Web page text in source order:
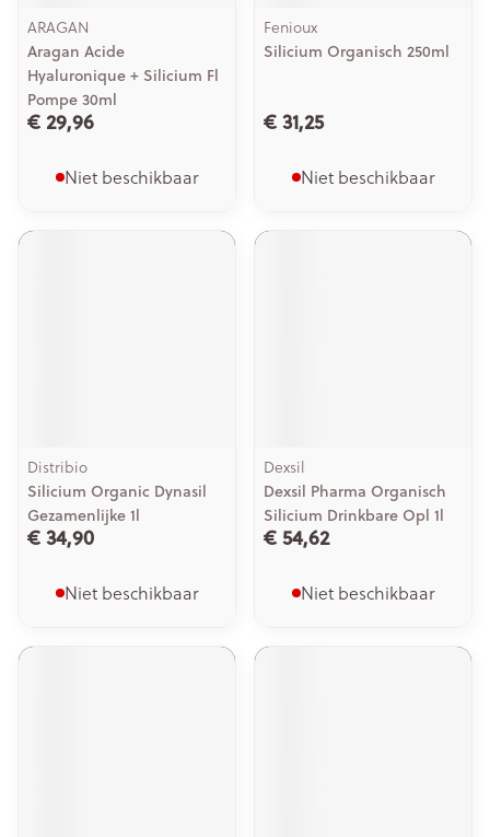
ARAGAN
Aragan Acide
Hyaluronique + Silicium Fl
Pompe 30ml
€ 29,96
Niet beschikbaar
Fenioux
Silicium Organisch 250ml
€ 31,25
Niet beschikbaar
Distribio
Silicium Organic Dynasil
Gezamenlijke 1l
€ 34,90
Niet beschikbaar
Dexsil
Dexsil Pharma Organisch
Silicium Drinkbare Opl 1l
€ 54,62
Niet beschikbaar